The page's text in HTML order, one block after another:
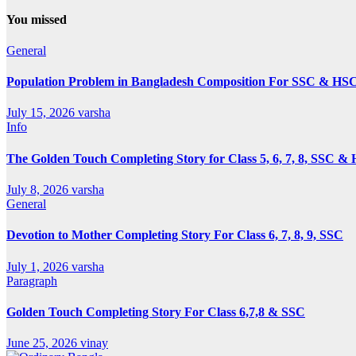
You missed
General
Population Problem in Bangladesh Composition For SSC &
July 15, 2026 varsha
Info
The Golden Touch Completing Story for Class 5, 6, 7, 8, SSC &
July 8, 2026 varsha
General
Devotion to Mother Completing Story For Class 6, 7, 8, 9, SSC
July 1, 2026 varsha
Paragraph
Golden Touch Completing Story For Class 6,7,8 & SSC
June 25, 2026 vinay